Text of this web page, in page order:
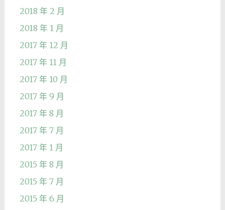
2018 年 2 月
2018 年 1 月
2017 年 12 月
2017 年 11 月
2017 年 10 月
2017 年 9 月
2017 年 8 月
2017 年 7 月
2017 年 1 月
2015 年 8 月
2015 年 7 月
2015 年 6 月